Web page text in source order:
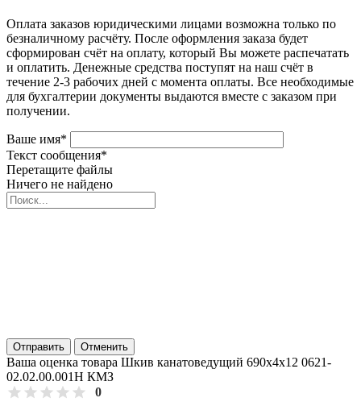
Оплата заказов юридическими лицами возможна только по
безналичному расчёту. После оформления заказа будет
сформирован счёт на оплату, который Вы можете распечатать
и оплатить. Денежные средства поступят на наш счёт в
течение 2-3 рабочих дней с момента оплаты. Все необходимые
для бухгалтерии документы выдаются вместе с заказом при
получении.
Ваше имя*
Текст сообщения*
Перетащите файлы
Ничего не найдено
Отправить Отменить
Ваша оценка товара Шкив канатоведущий 690х4х12 0621-
02.02.00.001Н КМЗ
0